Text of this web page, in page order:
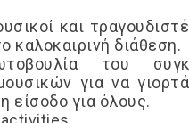
και
καλοκαιρινή διάθεση.
του
για να
είσοδο για όλους.